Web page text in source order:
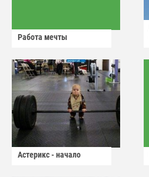
Работа мечты
Астерикс - начало